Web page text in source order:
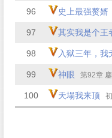
96 史上最强赘婿
97 其实我是个王
98 入狱三年，我
99 神眼 第92章
100 天塌我来顶